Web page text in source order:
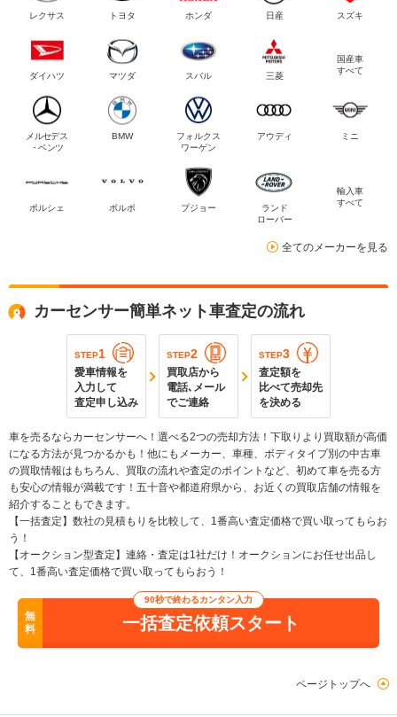
レクサス トヨタ ホンダ 日産 スズキ
ダイハツ マツダ スバル 三菱
国産車
すべて
メルセデス
・ベンツ
BMW
フォルクス
ワーゲン
アウディ ミニ
ポルシェ ボルボ プジョー
ランド
ローバー
輸入車
すべて
全てのメーカーを見る
カーセンサー簡単ネット車査定の流れ
STEP1
愛車情報を
入力して
査定申し込み
STEP2
買取店から
電話､メール
でご連絡
STEP3
査定額を
比べて売却先
を決める
車を売るならカーセンサーへ！選べる2つの売却方法！下取りより買取額が高価
になる方法が見つかるかも！他にもメーカー、車種、ボディタイプ別の中古車
の買取情報はもちろん、買取の流れや査定のポイントなど、初めて車を売る方
も安心の情報が満載です！五十音や都道府県から、お近くの買取店舗の情報を
紹介することもできます。
【一括査定】数社の見積もりを比較して、1番高い査定価格で買い取ってもらお
う！
【オークション型査定】連絡・査定は1社だけ！オークションにお任せ出品し
て、1番高い査定価格で買い取ってもらおう！
無
料
90秒で終わるカンタン入力
一括査定依頼スタート
ページトップへ